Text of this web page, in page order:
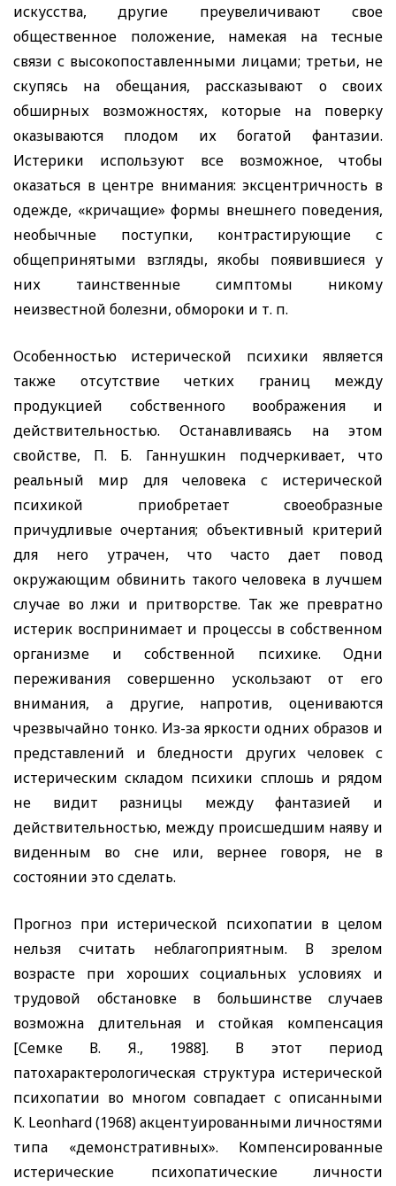
искусства, другие преувеличивают свое
общественное положение, намекая на тесные
связи с высокопоставленными лицами; третьи, не
скупясь на обещания, рассказывают о своих
обширных возможностях, которые на поверку
оказываются плодом их богатой фантазии.
Истерики используют все возможное, чтобы
оказаться в центре внимания: эксцентричность в
одежде, «кричащие» формы внешнего поведения,
необычные поступки, контрастирующие с
общепринятыми взгляды, якобы появившиеся у
них таинственные симптомы никому
неизвестной болезни, обмороки и т. п.
Особенностью истерической психики является
также отсутствие четких границ между
продукцией собственного воображения и
действительностью. Останавливаясь на этом
свойстве, П. Б. Ганнушкин подчеркивает, что
реальный мир для человека с истерической
психикой приобретает своеобразные
причудливые очертания; объективный критерий
для него утрачен, что часто дает повод
окружающим обвинить такого человека в лучшем
случае во лжи и притворстве. Так же превратно
истерик воспринимает и процессы в собственном
организме и собственной психике. Одни
переживания совершенно ускользают от его
внимания, а другие, напротив, оцениваются
чрезвычайно тонко. Из-за яркости одних образов и
представлений и бледности других человек с
истерическим складом психики сплошь и рядом
не видит разницы между фантазией и
действительностью, между происшедшим наяву и
виденным во сне или, вернее говоря, не в
состоянии это сделать.
Прогноз при истерической психопатии в целом
нельзя считать неблагоприятным. В зрелом
возрасте при хороших социальных условиях и
трудовой обстановке в большинстве случаев
возможна длительная и стойкая компенсация
[Семке В. Я., 1988]. В этот период
патохарактерологическая структура истерической
психопатии во многом совпадает с описанными
K. Leonhard(1968) акцентуированными личностями
типа «демонстративных». Компенсированные
истерические психопатические личности